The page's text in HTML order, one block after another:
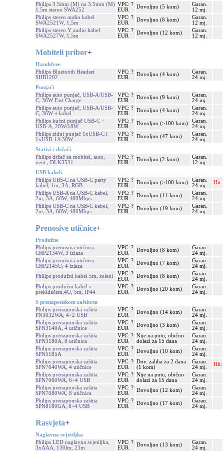
Philips 3.5mm (M) na 3.5mm (M)
1.5m stereo SWA252
VPC: ?
EUR
Dovoljno (5 kom)
Garan.
12 mj.
Philips stereo audio kabel
SWA2521W, 1,5m
VPC: ?
EUR
Dovoljno (8 kom)
Garan.
12 mj.
Philips stereo Y audio kabel
SWA2527W, 1,5m
VPC: ?
EUR
Dovoljno (12 kom)
Garan.
12 mj.
Mobiteli pribor+
Handsfree
Philips Bluetooth Headset
SHB1202
VPC: ?
EUR
Dovoljno (4 kom)
Garan.
24 mj.
Punjači
Philips auto punjač, USB-A/USB-
C, 36W Fast Charge
VPC: ?
EUR
Dovoljno (9 kom)
Garan.
24 mj.
Philips auto punjač, USB-A/USB-
C, 36W + kabel
VPC: ?
EUR
Dovoljno (4 kom)
Garan.
24 mj.
Philips kućni punjač USB-C +
USB-A, 20W/18W
VPC: ?
EUR
Dovoljno (>100 kom)
Garan.
24 mj.
Philips zidni punjač 1xUSB-C i
1xUSB-1A 30W
VPC: ?
EUR
Dovoljno (47 kom)
Garan.
24 mj.
Stativi i držači
Philips držač za mobitel, auto,
vent., DLK3531
VPC: ?
EUR
Dovoljno (2 kom)
Garan.
12 mj.
USB kabeli
Philips UBS-C na USB-C party
kabel, 1m, 3A, RGB
VPC: ?
EUR
Dovoljno (>100 kom)
Garan.
24 mj.
Hit.
Philips USB-A na USB-C kabel,
2m, 3A, 60W, 480Mbps
VPC: ?
EUR
Dovoljno (11 kom)
Garan.
24 mj.
Philips USB-C na USB-C kabel,
2m, 3A, 60W, 480Mbps
VPC: ?
EUR
Dovoljno (19 kom)
Garan.
24 mj.
Prenosive utičnice+
Produžne
Philips prenosiva utičnica
CHP2134W, 3 izlaza
VPC: ?
EUR
Dovoljno (8 kom)
Garan.
24 mj.
Philips prenosiva utičnica
CHP2145U, 4 izlaza
VPC: ?
EUR
Dovoljno (7 kom)
Garan.
24 mj.
Philips produžni kabel 5m, zeleni
VPC: ?
EUR
Dovoljno (8 kom)
Garan.
24 mj.
Philips produžni kabel s
prekidačem,4U, 5m, IP44
VPC: ?
EUR
Dovoljno (20 kom)
Garan.
24 mj.
S prenaponskom zaštitom
Philips prenaponska zaštita
PN3032WA, 4+2 USB
VPC: ?
EUR
Dovoljno (14 kom)
Garan.
24 mj.
Philips prenaponska zaštita
SPN3140A, 4 utičnice
VPC: ?
EUR
Dovoljno (3 kom)
Garan.
24 mj.
Philips prenaponska zaštita
SPN3180A, 8 utičnica
VPC: ?
EUR
Nije na putu, obično
dolazi za 15 dana
Garan.
24 mj.
Philips prenaponska zaštita
SPN5185A
VPC: ?
EUR
Dovoljno (10 kom)
Garan.
24 mj.
Philips prenaponska zaštita
SPN7040WA, 4 utičnice
VPC: ?
EUR
Dov. zaliha za 2 dana
(1 kom)
Garan.
24 mj.
Hit.
Philips prenaponska zaštita
SPN7060WA, 6+4 USB
VPC: ?
EUR
Nije na putu, obično
dolazi za 15 dana
Garan.
24 mj.
Philips prenaponska zaštita
SPN7080WA, 8 utičnica
VPC: ?
EUR
Dovoljno (12 kom)
Garan.
24 mj.
Philips prenaponska zaštita
SPN8180GA, 8+4 USB
VPC: ?
EUR
Dovoljno (17 kom)
Garan.
24 mj.
Rasvjeta+
Naglavna svjetiljka
Philips LED naglavna svjetiljka,
3xAAA, 130lm, 23m
VPC: ?
EUR
Dovoljno (13 kom)
Garan.
24 mj.